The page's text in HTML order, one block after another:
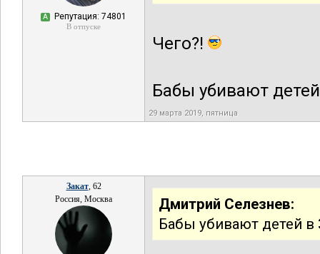
А Репутация: 74801
В отпуске
Чего?!
Бабы убивают
29 марта 2019, пятница
Закат, 62
Россия, Москва
Дмитрий Селезнев:
Бабы убивают детей